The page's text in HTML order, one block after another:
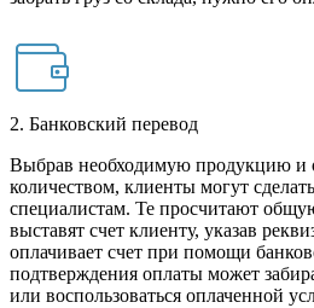
2. Банковский перевод
Выбрав необходимую продукцию и
количеством, клиенты могут
специалистам. Те просчитают
выставят счет клиенту, указав
оплачивает счет при помощи
подтверждения оплаты может
или воспользоваться оплаченной